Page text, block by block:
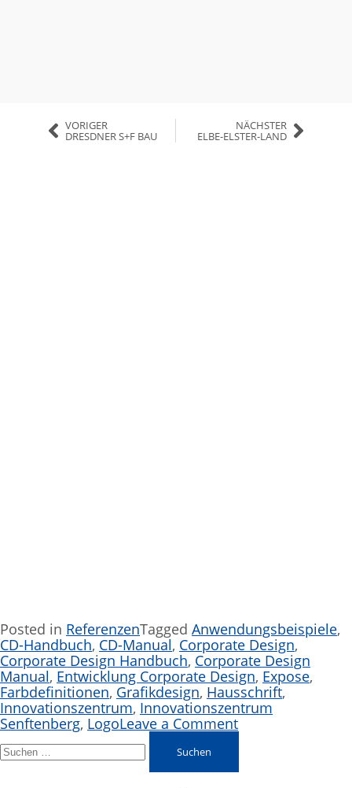
VORIGER
DRESDNER S+F BAU
NÄCHSTER
ELBE-ELSTER-LAND
Posted in ReferenzenTagged Anwendungsbeispiele,
CD-Handbuch, CD-Manual, Corporate Design,
Corporate Design Handbuch, Corporate Design
Manual, Entwicklung Corporate Design, Expose,
Farbdefinitionen, Grafikdesign, Hausschrift,
Innovationszentrum, Innovationszentrum
Senftenberg, LogoLeave a Comment